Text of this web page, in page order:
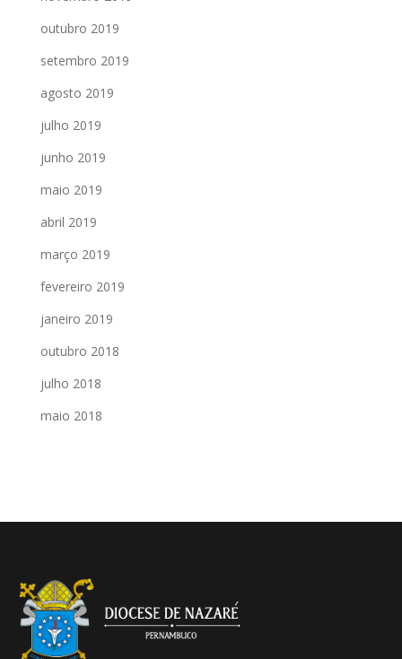
outubro 2019
setembro 2019
agosto 2019
julho 2019
junho 2019
maio 2019
abril 2019
março 2019
fevereiro 2019
janeiro 2019
outubro 2018
julho 2018
maio 2018